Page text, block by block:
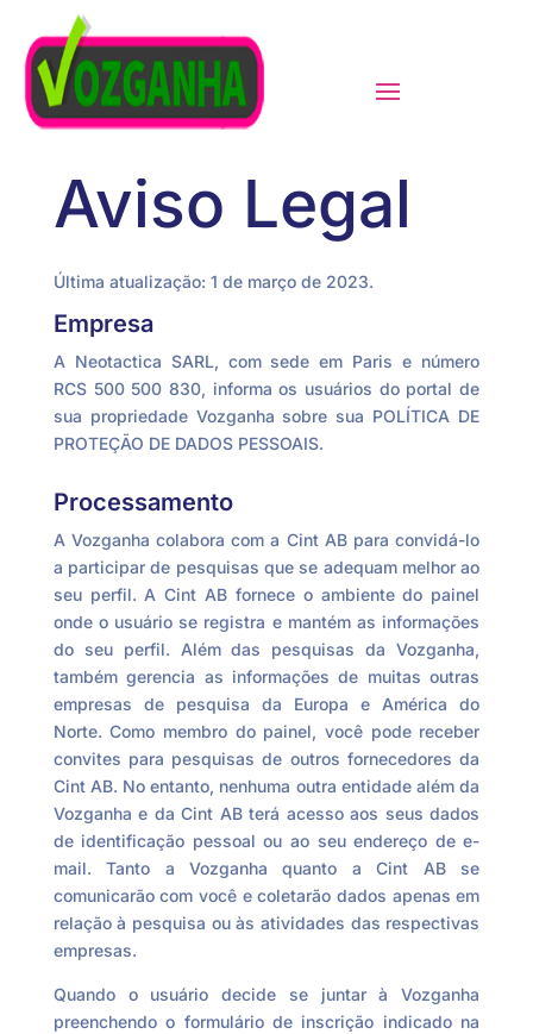
Aviso Legal
Última atualização: 1 de março de 2023.
Empresa
A Neotactica SARL, com sede em Paris e número
RCS 500 500 830, informa os usuários do portal de
sua propriedade Vozganha sobre sua POLÍTICA DE
PROTEÇÃO DE DADOS PESSOAIS.
Processamento
A Vozganha colabora com a Cint AB para convidá-lo
a participar de pesquisas que se adequam melhor ao
seu perfil. A Cint AB fornece o ambiente do painel
onde o usuário se registra e mantém as informações
do seu perfil. Além das pesquisas da Vozganha,
também gerencia as informações de muitas outras
empresas de pesquisa da Europa e América do
Norte. Como membro do painel, você pode receber
convites para pesquisas de outros fornecedores da
Cint AB. No entanto, nenhuma outra entidade além da
Vozganha e da Cint AB terá acesso aos seus dados
de identificação pessoal ou ao seu endereço de e-
mail. Tanto a Vozganha quanto a Cint AB se
comunicarão com você e coletarão dados apenas em
relação à pesquisa ou às atividades das respectivas
empresas.
Quando o usuário decide se juntar à Vozganha
preenchendo o formulário de inscrição indicado na